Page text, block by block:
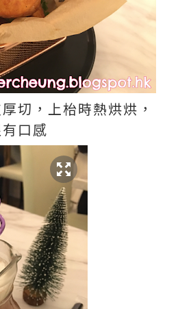
切，上枱時熱烘烘，
口感